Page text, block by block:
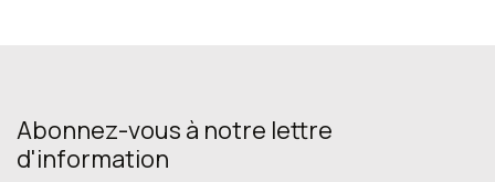
Abonnez-vous à notre lettre
d'information